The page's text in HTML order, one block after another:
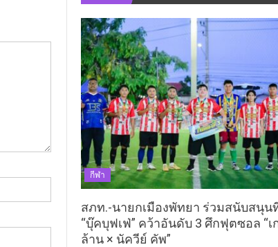
กีฬา
สภท.-นายกเมืองพัทยา ร่วมสนับสนุน
“บุ๊คบุฟเฟ่” คว้าอันดับ 3 ศึกฟุตซอล “เ
ล้าน × นัควีย์ คัพ”